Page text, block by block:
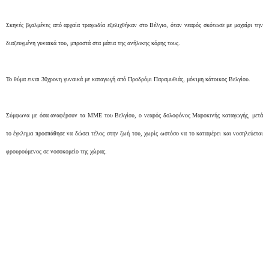
Σκηνές βγαλμένες από αρχαία τραγωδία εξελιχθήκαν στο Βέλγιο, όταν νεαρός σκότωσε με μαχαίρι την
διαζευγμένη γυναικά του, μπροστά στα μάτια της ανήλικης κόρης τους
Το θύμα ειναι 30χρονη γυναικά με καταγωγή από Προδρόμι Παραμυθιάς, μόνιμη κάτοικος Βελγίου.
Σύμφωνα με όσα αναφέρουν τα ΜΜΕ του Βελγίου, ο νεαρός δολοφόνος Μαροκινής καταγωγής, μετά
το έγκλημα προσπάθησε να δώσει τέλος στην ζωή του, χωρίς ωστόσο να το καταφέρει και νοσηλεύεται
φρουρούμενος σε νοσοκομείο της χώρας.